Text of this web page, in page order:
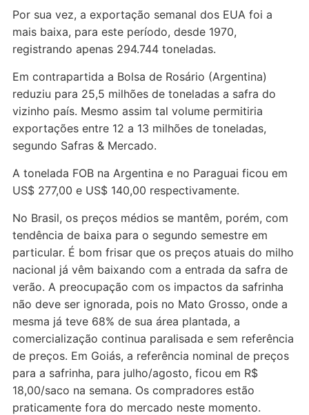
Por sua vez, a exportação semanal dos EUA foi a
mais baixa, para este período, desde 1970,
registrando apenas 294.744 toneladas.
Em contrapartida a Bolsa de Rosário (Argentina)
reduziu para 25,5 milhões de toneladas a safra do
vizinho país. Mesmo assim tal volume permitiria
exportações entre 12 a 13 milhões de toneladas,
segundo Safras & Mercado.
A tonelada FOB na Argentina e no Paraguai ficou em
US$ 277,00 e US$ 140,00 respectivamente.
No Brasil, os preços médios se mantêm, porém, com
tendência de baixa para o segundo semestre em
particular. É bom frisar que os preços atuais do milho
nacional já vêm baixando com a entrada da safra de
verão. A preocupação com os impactos da safrinha
não deve ser ignorada, pois no Mato Grosso, onde a
mesma já teve 68% de sua área plantada, a
comercialização continua paralisada e sem referência
de preços. Em Goiás, a referência nominal de preços
para a safrinha, para julho/agosto, ficou em R$
18,00/saco na semana. Os compradores estão
praticamente fora do mercado neste momento.